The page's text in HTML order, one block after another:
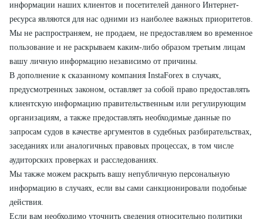
информации наших клиентов и посетителей данного Интернет-
ресурса являются для нас одними из наиболее важных приоритетов.
Мы не распространяем, не продаем, не предоставляем во временное
пользование и не раскрываем каким-либо образом третьим лицам
вашу личную информацию независимо от причины.
В дополнение к сказанному компания InstaForex в случаях,
предусмотренных законом, оставляет за собой право предоставлять
клиентскую информацию правительственным или регулирующим
организациям, а также предоставлять необходимые данные по
запросам судов в качестве аргументов в судебных разбирательствах,
заседаниях или аналогичных правовых процессах, в том числе
аудиторских проверках и расследованиях.
Мы также можем раскрыть вашу непубличную персональную
информацию в случаях, если вы сами санкционировали подобные
действия.
Если вам необходимо уточнить сведения относительно политики